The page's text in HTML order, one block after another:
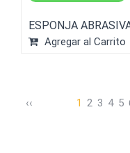
ESPONJA
Agregar al Carrito
‹‹ 1 2 3 4 5